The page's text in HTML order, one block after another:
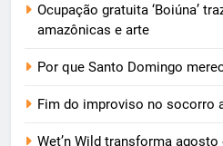
Ocupação gratuita ‘Boiúna’
amazônicas e arte
Por que Santo Domingo
Fim do improviso no socorro
Wet’n Wild transforma